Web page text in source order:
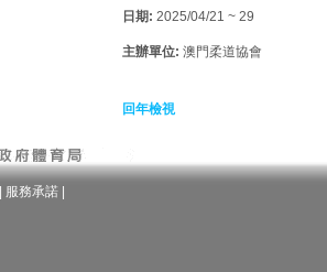
日期: 2025/04/21 ~ 29
主辦單位: 澳門柔道協會
回年檢視
服務承諾